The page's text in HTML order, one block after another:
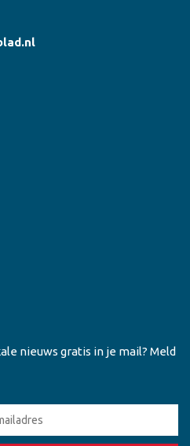
nieuws gratis in je mail? Meld